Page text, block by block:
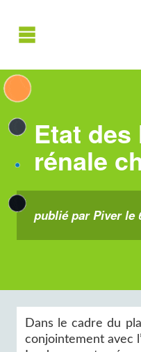
Etat
rénale
publié par Piver le
Dans le cadre du
conjointement avec